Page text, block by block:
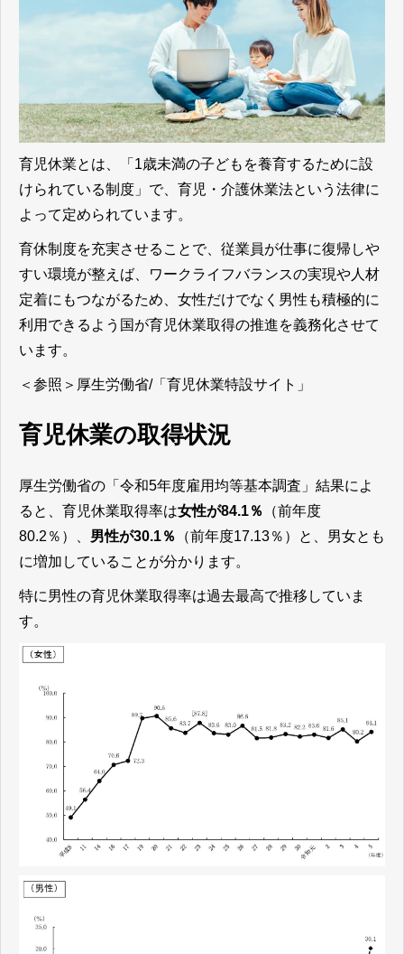
育児休業とは、「1歳未満の子どもを養育するために設
けられている制度」で、育児・介護休業法という法律に
よって定められています。
育休制度を充実させることで、従業員が仕事に復帰しや
すい環境が整えば、ワークライフバランスの実現や人材
定着にもつながるため、女性だけでなく男性も積極的に
利用できるよう国が育児休業取得の推進を義務化させて
います。
＜参照＞ 厚生労働省/「育児休業特設サイト」
育児休業の取得状況
厚生労働省の「令和5年度雇用均等基本調査」結果によ
ると、育児休業取得率は女性が84.1％
（前年度
80.2％）、 男性が30.1％
（前年度17.13％）と、男女とも
に増加していることが分かります。
特に男性の育児休業取得率は過去最高で推移していま
す。